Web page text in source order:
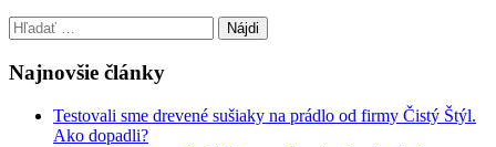
Hľadať:
Najnovšie články
Testovali sme drevené sušiaky na prádlo od firmy Čistý Štýl.
Ako dopadli?